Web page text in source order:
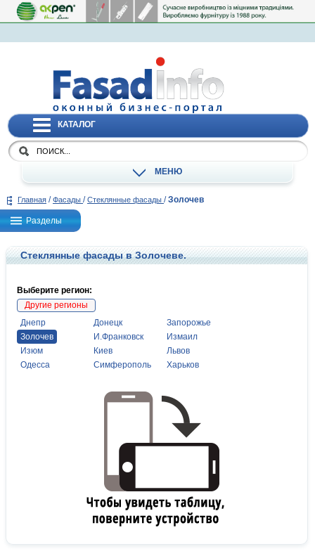
КАТАЛОГ
МЕНЮ
Главная / Фасады / Стеклянные фасады / Золочев
Разделы
Стеклянные фасады в Золочеве.
Выберите регион:
Другие регионы
Днепр
Донецк
Запорожье
Золочев
И.Франковск
Измаил
Изюм
Киев
Львов
Одесса
Симферополь Харьков